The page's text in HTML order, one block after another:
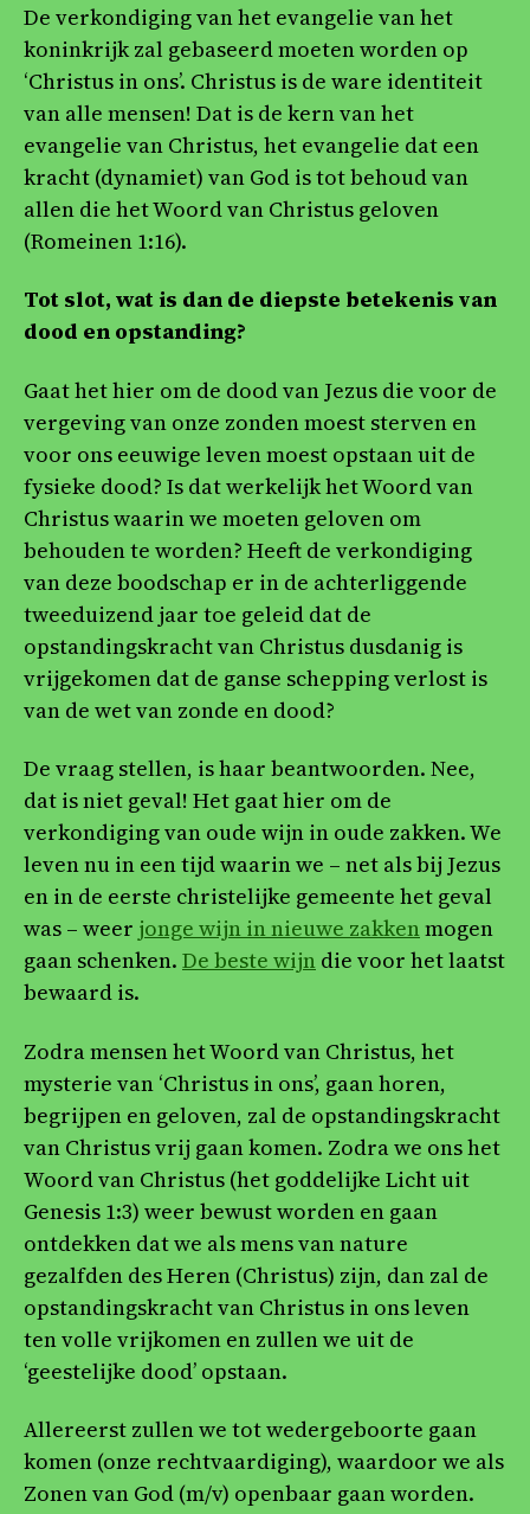
De verkondiging van het evangelie van het
koninkrijk zal gebaseerd moeten worden op
‘Christus in ons’. Christus is de ware identiteit
van alle mensen! Dat is de kern van het
evangelie van Christus, het evangelie dat een
kracht (dynamiet) van God is tot behoud van
allen die het Woord van Christus geloven
(Romeinen 1:16).
Tot slot, wat is dan de diepste betekenis van
dood en opstanding?
Gaat het hier om de dood van Jezus die voor de
vergeving van onze zonden moest sterven en
voor ons eeuwige leven moest opstaan uit de
fysieke dood? Is dat werkelijk het Woord van
Christus waarin we moeten geloven om
behouden te worden? Heeft de verkondiging
van deze boodschap er in de achterliggende
tweeduizend jaar toe geleid dat de
opstandingskracht van Christus dusdanig is
vrijgekomen dat de ganse schepping verlost is
van de wet van zonde en dood?
De vraag stellen, is haar beantwoorden. Nee,
dat is niet geval! Het gaat hier om de
verkondiging van oude wijn in oude zakken. We
leven nu in een tijd waarin we – net als bij Jezus
en in de eerste christelijke gemeente het geval
was – weer jonge wijn in nieuwe zakkenmogen
gaan schenken. De beste wijn die voor het laatst
bewaard is.
Zodra mensen het Woord van Christus, het
mysterie van ‘Christus in ons’, gaan horen,
begrijpen en geloven, zal de opstandingskracht
van Christus vrij gaan komen. Zodra we ons het
Woord van Christus (het goddelijke Licht uit
Genesis 1:3) weer bewust worden en gaan
ontdekken dat we als mens van nature
gezalfden des Heren (Christus) zijn, dan zal de
opstandingskracht van Christus in ons leven
ten volle vrijkomen en zullen we uit de
‘geestelijke dood’ opstaan.
Allereerst zullen we tot wedergeboorte gaan
komen (onze rechtvaardiging), waardoor we als
Zonen van God (m/v) openbaar gaan worden.